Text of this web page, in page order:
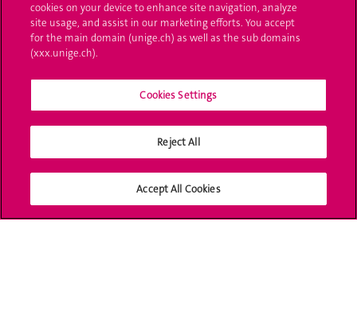
L'UNIGE vous informe
UNIGE Mobile
Médias
Médias sociaux UNIGE
cookies on your device to enhance site navigation, analyze
site usage, and assist in our marketing efforts. You accept
for the main domain (unige.ch) as well as the sub domains
(xxx.unige.ch).
Cookies Settings
Reject All
Accept All Cookies